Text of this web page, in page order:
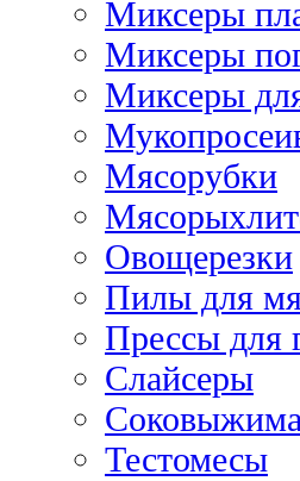
Миксеры
Миксеры
Миксеры
Мясорубки
Овощерезки
Пилы для
Прессы для
Слайсеры
Тестомесы